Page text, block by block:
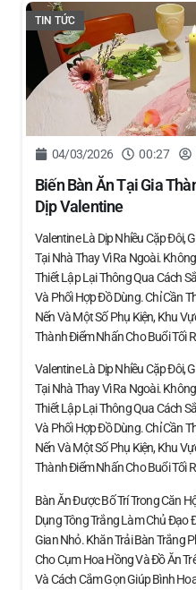
TIN TỨC
04/03/2026 00:27
Biến Bàn Ăn Tại Gia
Dịp Valentine
Valentine Là Dịp Nhiều Cặp Đôi,
Tại Nhà Thay Vì Ra Ngoài.
Thiết Lập Lại Thông Qua Cách
Và Phối Hợp Đồ Dùng. Chỉ Cần
Nến Và Một Số Phụ Kiện, Khu
Thành Điểm Nhấn Cho Buổi Tối
Valentine Là Dịp Nhiều Cặp Đôi,
Tại Nhà Thay Vì Ra Ngoài.
Thiết Lập Lại Thông Qua Cách
Và Phối Hợp Đồ Dùng. Chỉ Cần
Nến Và Một Số Phụ Kiện, Khu
Thành Điểm Nhấn Cho Buổi Tối
Bàn Ăn Được Bố Trí Trong Căn
Dụng Tông Trắng Làm Chủ Đạo
Gian Nhỏ. Khăn Trải Bàn Trắng
Cho Cụm Hoa Hồng Và Đồ Ăn
Và Cách Cắm Gọn Giúp Bình